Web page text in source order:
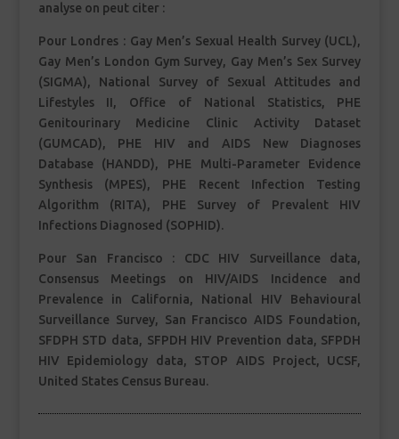
analyse on peut citer :
Pour Londres : Gay Men’s Sexual Health Survey (UCL),
Gay Men’s London Gym Survey, Gay Men’s Sex Survey
(SIGMA), National Survey of Sexual Attitudes and
Lifestyles II, Office of National Statistics, PHE
Genitourinary Medicine Clinic Activity Dataset
(GUMCAD), PHE HIV and AIDS New Diagnoses
Database (HANDD), PHE Multi-Parameter Evidence
Synthesis (MPES), PHE Recent Infection Testing
Algorithm (RITA), PHE Survey of Prevalent HIV
Infections Diagnosed (SOPHID).
Pour San Francisco : CDC HIV Surveillance data,
Consensus Meetings on HIV/AIDS Incidence and
Prevalence in California, National HIV Behavioural
Surveillance Survey, San Francisco AIDS Foundation,
SFDPH STD data, SFPDH HIV Prevention data, SFPDH
HIV Epidemiology data, STOP AIDS Project, UCSF,
United States Census Bureau.